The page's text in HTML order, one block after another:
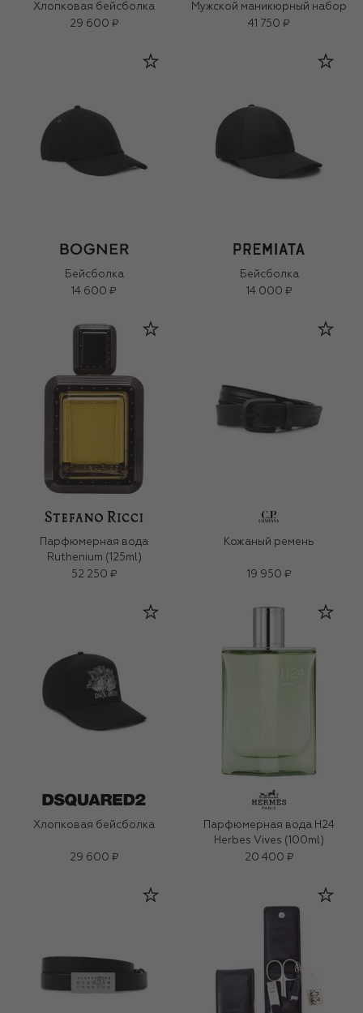
Хлопковая бейсболка
29 600 ₽
Мужской маникюрный набор
41 750 ₽
Бейсболка
14 600 ₽
Бейсболка
14 000 ₽
Парфюмерная вода
Ruthenium (125ml)
52 250 ₽
Кожаный ремень
19 950 ₽
Хлопковая бейсболка
29 600 ₽
Парфюмерная вода H24
Herbes Vives (100ml)
20 400 ₽